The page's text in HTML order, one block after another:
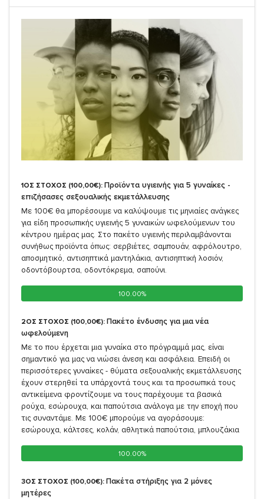
1ΟΣ ΣΤΟΧΟΣ (100,00€): Προϊόντα υγιεινής για 5 γυναίκες -
επιζήσασες σεξουαλικής εκμετάλλευσης
Με 100€ θα μπορέσουμε να καλύψουμε τις μηνιαίες ανάγκες
για είδη προσωπικής υγιεινής 5 γυναικών ωφελούμενων του
κέντρου ημέρας μας. Στο πακέτο υγιεινής περιλαμβάνονται
συνήθως προϊόντα όπως: σερβιέτες, σαμπουάν, αφρόλουτρο,
αποσμητικό, αντισηπτικά μαντηλάκια, αντισηπτική λοσιόν,
οδοντόβουρτσα, οδοντόκρεμα, σαπούνι.
100.00%
100.00%
2ΟΣ ΣΤΟΧΟΣ (100,00€): Πακέτο ένδυσης για μια νέα
ωφελούμενη
Με το που έρχεται μια γυναίκα στο πρόγραμμά μας, είναι
σημαντικό για μας να νιώσει άνεση και ασφάλεια. Επειδή οι
περισσότερες γυναίκες - θύματα σεξουαλικής εκμετάλλευσης
έχουν στερηθεί τα υπάρχοντά τους και τα προσωπικά τους
αντικείμενα φροντίζουμε να τους παρέχουμε τα βασικά
ρούχα, εσώρουχα, και παπούτσια ανάλογα με την εποχή που
τις συναντάμε. Με 100€ μπορούμε να αγοράσουμε:
εσώρουχα, κάλτσες, κολάν, αθλητικά παπούτσια, μπλουζάκια
100.00%
100.00%
3ΟΣ ΣΤΟΧΟΣ (100,00€): Πακέτα στήριξης για 2 μόνες
μητέρες